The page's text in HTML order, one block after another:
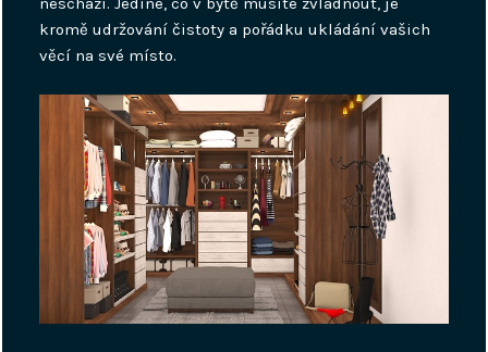
kromě udržování čistoty a pořádku ukládání vašich
věcí na své místo.